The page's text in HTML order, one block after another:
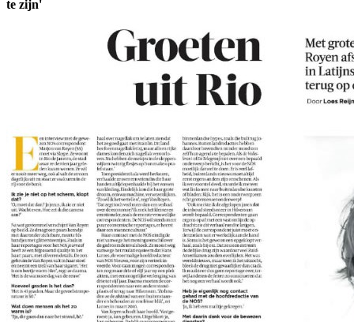
te zijn'